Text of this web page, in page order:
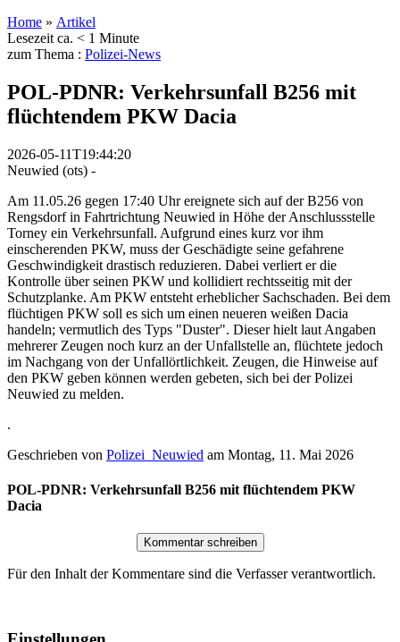
Home » Artikel
Lesezeit ca. < 1 Minute
zum Thema : Polizei-News
POL-PDNR: Verkehrsunfall B256 mit
flüchtendem PKW Dacia
2026-05-11T19:44:20
Neuwied (ots) -
Am 11.05.26 gegen 17:40 Uhr ereignete sich auf der B256 von
Rengsdorf in Fahrtrichtung Neuwied in Höhe der Anschlussstelle
Torney ein Verkehrsunfall. Aufgrund eines kurz vor ihm
einscherenden PKW, muss der Geschädigte seine gefahrene
Geschwindigkeit drastisch reduzieren. Dabei verliert er die
Kontrolle über seinen PKW und kollidiert rechtsseitig mit der
Schutzplanke. Am PKW entsteht erheblicher Sachschaden. Bei dem
flüchtigen PKW soll es sich um einen neueren weißen Dacia
handeln; vermutlich des Typs "Duster". Dieser hielt laut Angaben
mehrerer Zeugen noch kurz an der Unfallstelle an, flüchtete jedoch
im Nachgang von der Unfallörtlichkeit. Zeugen, die Hinweise auf
den PKW geben können werden gebeten, sich bei der Polizei
Neuwied zu melden.
.
Geschrieben von Polizei_Neuwied am Montag, 11. Mai 2026
POL-PDNR: Verkehrsunfall B256 mit flüchtendem PKW
Dacia
Für den Inhalt der Kommentare sind die Verfasser verantwortlich.